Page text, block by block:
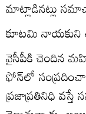
మాట్లాడినట్లు
కూటమి నాయకుని
వైసీపీకి చెందిన
ఫోన్‌లో
ప్రజాప్రతినిధి వస్తే